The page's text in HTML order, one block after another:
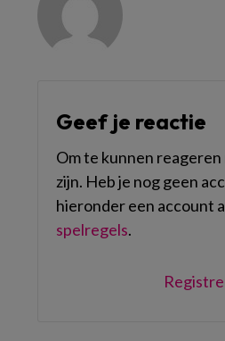
Geef je reactie
Om te kunnen
zijn. Heb je nog geen
hieronder een account
spelregels.